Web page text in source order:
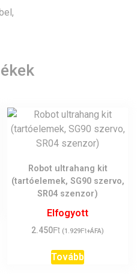
Robot ultrahang kit
(tartóelemek, SG90 szervo,
SR04 szenzor)
Elfogyott
2.450Ft (1.929Ft+ÁFA)
Tovább